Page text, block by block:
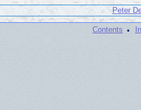
Peter
Contents ·